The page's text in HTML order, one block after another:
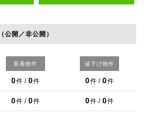
（公開／非公開）
新着物件 値下げ物件
0件 / 0件 0件 / 0件
0件 / 0件 0件 / 0件